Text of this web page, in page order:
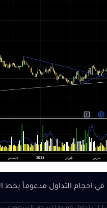
احجام التداول مدعوماً بخط